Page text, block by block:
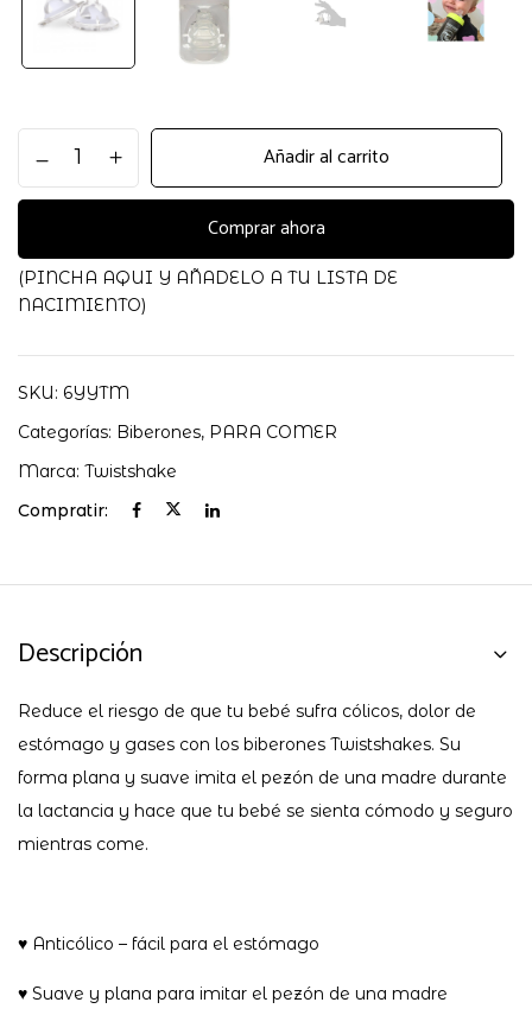
ANTI-
COLICO
SPOUT
4+M
TWISTSHAKE
Añadir al carrito
Comprar ahora
(PINCHA AQUI Y AÑADELO A TU LISTA DE
NACIMIENTO)
SKU: 6YYTM
Categorías: Biberones, PARA COMER
Marca: Twistshake
Compratir:
Descripción
Reduce el riesgo de que tu bebé sufra cólicos, dolor de
estómago y gases con los biberones Twistshakes. Su
forma plana y suave imita el pezón de una madre durante
la lactancia y hace que tu bebé se sienta cómodo y seguro
mientras come.
♥︎ Anticólico – fácil para el estómago
♥︎ Suave y plana para imitar el pezón de una madre